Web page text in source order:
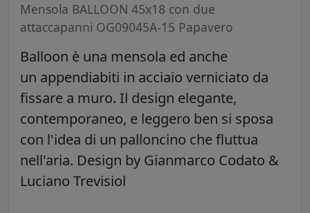
Mensola BALLOON 45x18 con due
attaccapanni OG09045A-15 Papavero
Balloon è una mensola ed anche
un appendiabiti in acciaio verniciato da
fissare a muro. Il design elegante,
contemporaneo, e leggero ben si sposa
con l'idea di un palloncino che fluttua
nell'aria. Design by Gianmarco Codato &
Luciano Trevisiol